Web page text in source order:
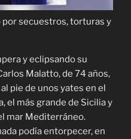
por secuestros, torturas y
y eclipsando su
Malatto, de 74 años,
pie de unos yates en el
el más grande de Sicilia y
mar Mediterráneo.
podía entorpecer, en